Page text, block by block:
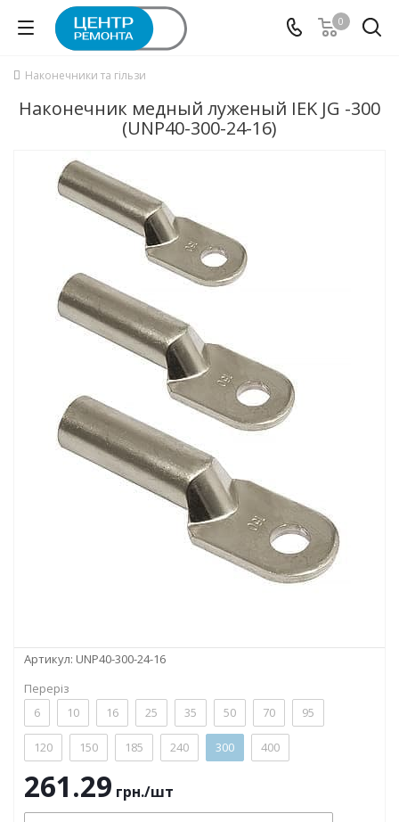
0
Наконечники та гільзи
Наконечник медный луженый IEK JG -300
(UNP40-300-24-16)
Артикул: UNP40-300-24-16
Переріз
6
10 16 25 35 50 70 95
120 150 185 240 300 400
261.29 грн./шт